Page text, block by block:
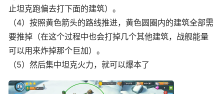
止坦克跑偏去打下面的建筑）。
（4）按照黄色箭头的路线推进，黄色圆圈内的建筑全部需
要推掉（在这个过程中也会打掉几个其他建筑，战舰能量
可以用来炸掉那个巨加）。
（5）然后集中坦克火力，就可以爆本了